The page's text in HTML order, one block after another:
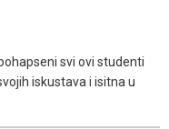
svi ovi studenti
iskustava i isitna u